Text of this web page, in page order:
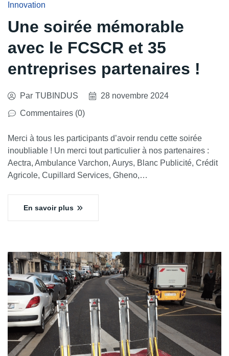
Innovation
Une soirée mémorable
avec le FCSCR et 35
entreprises partenaires !
Par TUBINDUS
28 novembre 2024
Commentaires (0)
Merci à tous les participants d’avoir rendu cette soirée
inoubliable ! Un merci tout particulier à nos partenaires :
Aectra, Ambulance Varchon, Aurys, Blanc Publicité, Crédit
Agricole, Cupillard Services, Gheno,…
En savoir plus